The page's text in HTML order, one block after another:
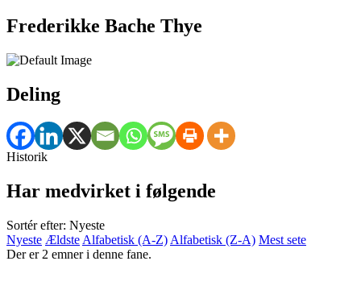
Frederikke Bache Thye
Deling
Historik
Har medvirket i følgende
Sortér efter: Nyeste
Nyeste Ældste Alfabetisk (A-Z) Alfabetisk (Z-A) Mest sete
Der er 2 emner i denne fane.